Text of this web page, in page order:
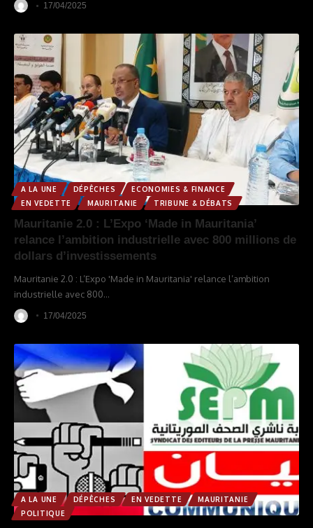
17/04/2025
A LA UNE DÉPÊCHES
ECONOMIES & FINANCE
EN VEDETTE
MAURITANIE TRIBUNE & DÉBATS
Mauritanie 2.0 : L’Expo ‘Made in Mauritania’
relance l’ambition industrielle avec 800 millions de
dollars d’investissements
Mauritanie 2.0 : L’Expo 'Made in Mauritania' relance l’ambition
industrielle avec 800…
17/04/2025
A LA UNE DÉPÊCHES EN VEDETTE
MAURITANIE
POLITIQUE